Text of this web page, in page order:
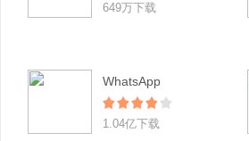
649万下载
WhatsApp
1.04亿下载